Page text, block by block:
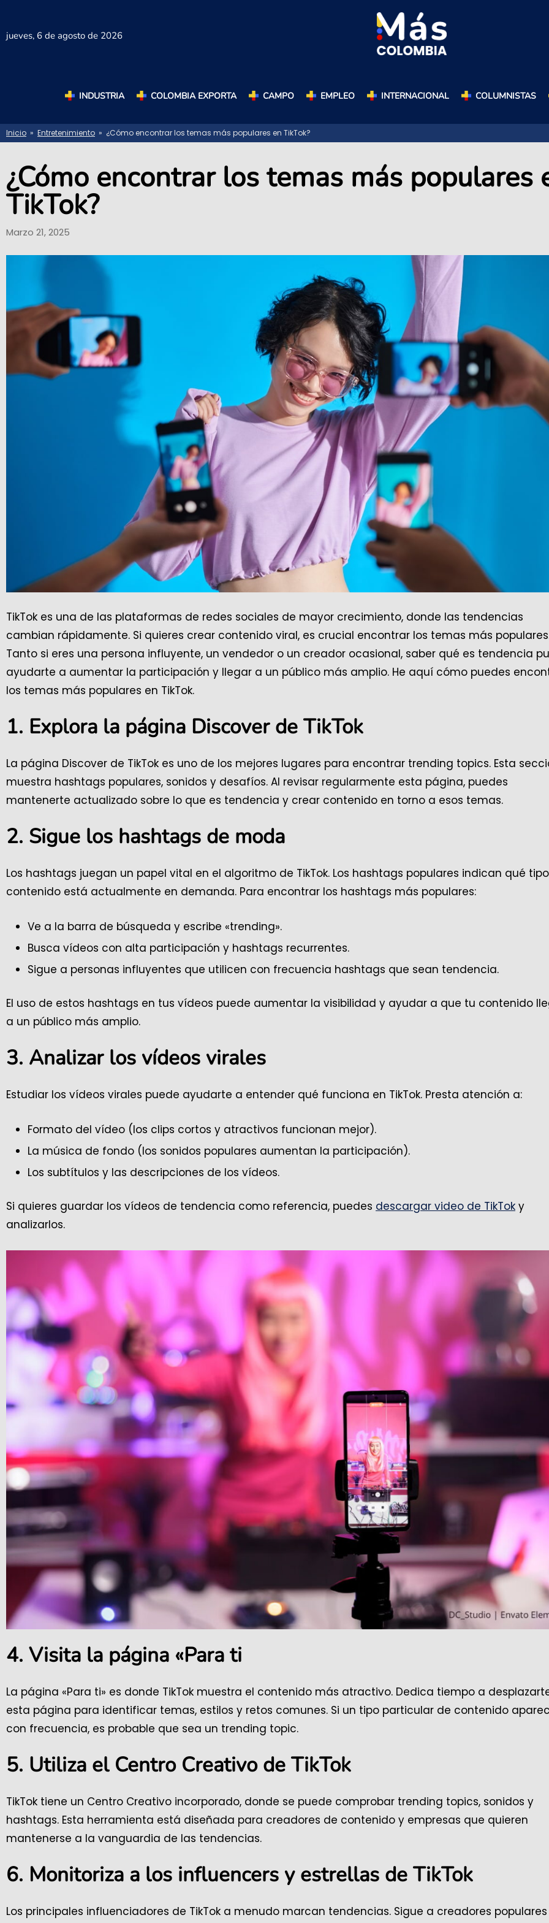
jueves, 6 de agosto de 2026
INDUSTRIA COLOMBIA EXPORTA CAMPO EMPLEO INTERNACIONAL COLUMNISTAS
Inicio » Entretenimiento » ¿Cómo encontrar los temas más populares en TikTok?
¿Cómo encontrar los temas más populares
TikTok?
Marzo 21, 2025
TikTok es una de las plataformas de redes sociales de mayor crecimiento, donde las tendencias
cambian rápidamente. Si quieres crear contenido viral, es crucial encontrar los temas más
Tanto si eres una persona influyente, un vendedor o un creador ocasional, saber qué es tendencia
ayudarte a aumentar la participación y llegar a un público más amplio. He aquí cómo puedes
los temas más populares en TikTok.
1. Explora la página Discover de TikTok
La página Discover de TikTok es uno de los mejores lugares para encontrar trending topics. Esta
muestra hashtags populares, sonidos y desafíos. Al revisar regularmente esta página, puedes
mantenerte actualizado sobre lo que es tendencia y crear contenido en torno a esos temas.
2. Sigue los hashtags de moda
Los hashtags juegan un papel vital en el algoritmo de TikTok. Los hashtags populares indican qué
contenido está actualmente en demanda. Para encontrar los hashtags más populares:
Ve a la barra de búsqueda y escribe «trending».
Busca vídeos con alta participación y hashtags recurrentes.
Sigue a personas influyentes que utilicen con frecuencia hashtags que sean tendencia.
El uso de estos hashtags en tus vídeos puede aumentar la visibilidad y ayudar a que tu contenido
a un público más amplio.
3. Analizar los vídeos virales
Estudiar los vídeos virales puede ayudarte a entender qué funciona en TikTok. Presta atención a:
Formato del vídeo (los clips cortos y atractivos funcionan mejor).
La música de fondo (los sonidos populares aumentan la participación).
Los subtítulos y las descripciones de los vídeos.
Si quieres guardar los vídeos de tendencia como referencia, puedes descargar video de TikTok y
analizarlos.
4. Visita la página «Para ti
La página «Para ti» es donde TikTok muestra el contenido más atractivo. Dedica tiempo a
esta página para identificar temas, estilos y retos comunes. Si un tipo particular de contenido
con frecuencia, es probable que sea un trending topic.
5. Utiliza el Centro Creativo de TikTok
TikTok tiene un Centro Creativo incorporado, donde se puede comprobar trending topics, sonidos y
hashtags. Esta herramienta está diseñada para creadores de contenido y empresas que quieren
mantenerse a la vanguardia de las tendencias.
6. Monitoriza a los influencers y estrellas de TikTok
Los principales influenciadores de TikTok a menudo marcan tendencias. Sigue a creadores